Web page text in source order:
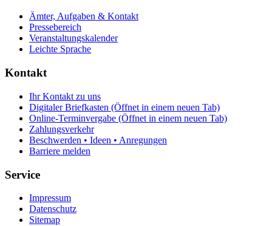
Ämter, Aufgaben & Kontakt
Pressebereich
Veranstaltungskalender
Leichte Sprache
Kontakt
Ihr Kontakt zu uns
Digitaler Briefkasten (Öffnet in einem neuen Tab)
Online-Terminvergabe (Öffnet in einem neuen Tab)
Zahlungsverkehr
Beschwerden • Ideen • Anregungen
Barriere melden
Service
Impressum
Datenschutz
Sitemap